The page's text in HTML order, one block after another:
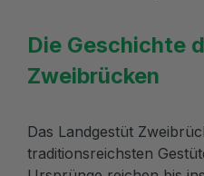
Die Geschichte
Zweibrücken
Das Landgestüt
traditionsreichsten